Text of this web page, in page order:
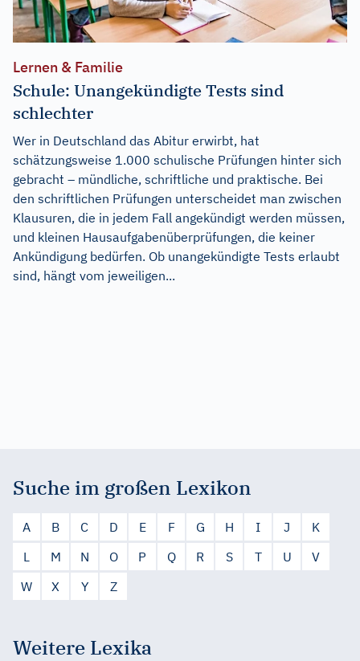
Lernen & Familie
Schule: Unangekündigte Tests sind
schlechter
Wer in Deutschland das Abitur erwirbt, hat
schätzungsweise 1.000 schulische Prüfungen hinter sich
gebracht – mündliche, schriftliche und praktische. Bei
den schriftlichen Prüfungen unterscheidet man zwischen
Klausuren, die in jedem Fall angekündigt werden müssen,
und kleinen Hausaufgabenüberprüfungen, die keiner
Ankündigung bedürfen. Ob unangekündigte Tests erlaubt
sind, hängt vom jeweiligen...
Suche im großen Lexikon
A B C D E F G H I J
K
L
M N O P Q R S T U
V
W
X Y Z
Weitere Lexika